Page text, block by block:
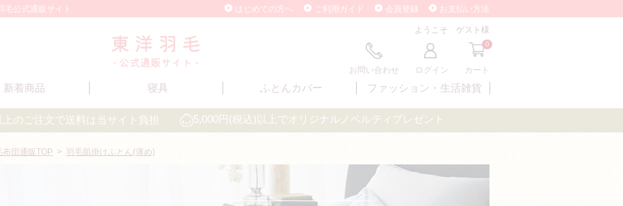
毛公式通販サイト はじめての方へ ご利用ガイド 会員登録 お支払い方法
ようこそ ゲスト様
お問い合わせ ログイン
0
カート
新着商品 寝具 ふとんカバー ファッション・ 生活雑貨
のご注文で送料は当サイト負担 5,000円(税込)以上でオリジナルノベルティプレゼント
布団通販TOP > 羽毛肌掛けふとん(薄め)